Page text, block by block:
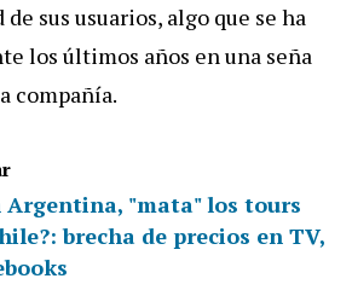
sus usuarios, algo que se ha
los últimos años en una seña
compañía.
Argentina, "mata" los tours
brecha de precios en TV,